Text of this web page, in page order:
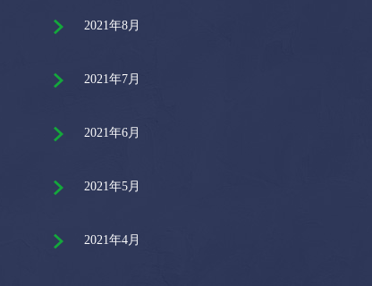
2021年8月
2021年7月
2021年6月
2021年5月
2021年4月